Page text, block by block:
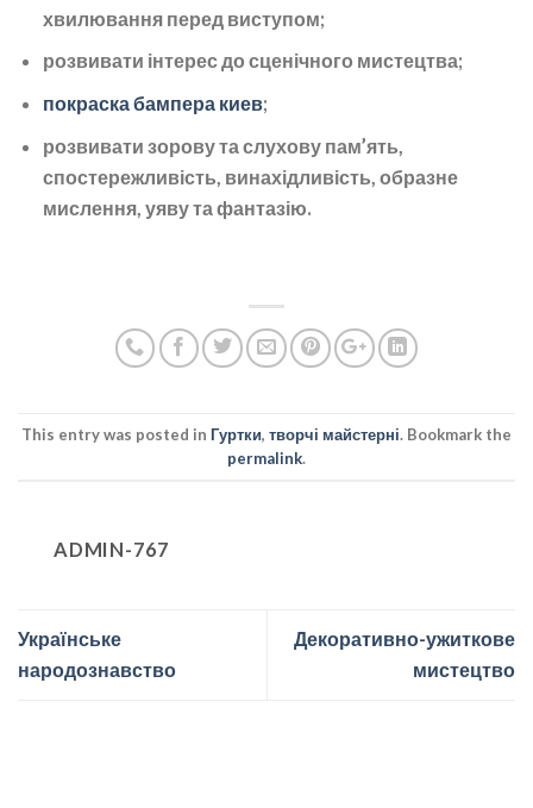
хвилювання перед виступом;
розвивати інтерес до сценічного мистецтва;
покраска бампера киев;
розвивати зорову та слухову пам’ять,
спостережливість, винахідливість, образне
мислення, уяву та фантазію.
This entry was posted in Гуртки, творчі майстерні. Bookmark the
permalink.
ADMIN-767
Українське
народознавство
Декоративно-ужиткове
мистецтво